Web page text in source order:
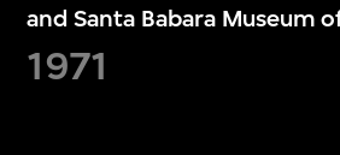
and Santa Babara Museum
1971